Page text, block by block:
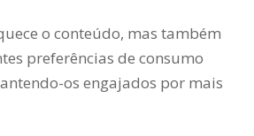
o conteúdo, mas também
preferências de consumo
os engajados por mais